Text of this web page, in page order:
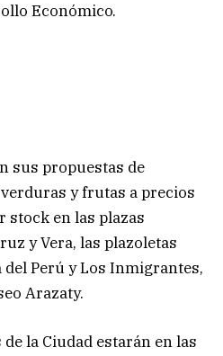
Económico.
sus propuestas de
y frutas a precios
stock en las plazas
y Vera, las plazoletas
Perú y Los Inmigrantes,
Arazaty.
la Ciudad estarán en las